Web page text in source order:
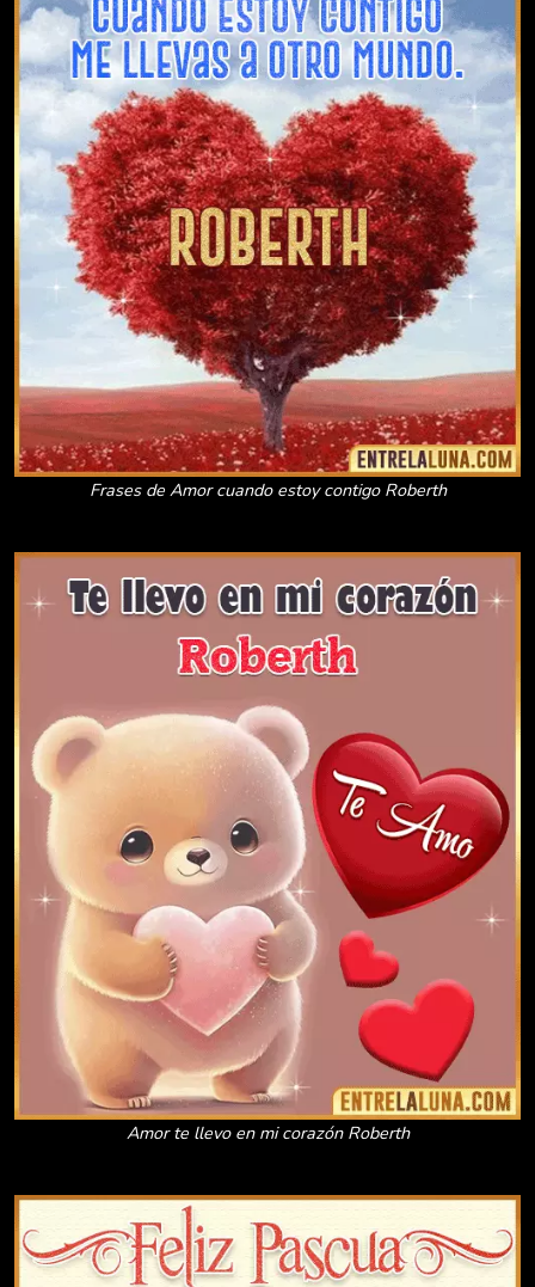
Frases de Amor cuando estoy contigo Roberth
Amor te llevo en mi corazón Roberth